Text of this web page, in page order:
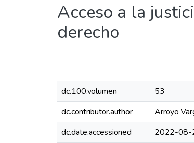
Acceso a la
derecho
dc.100.volumen
53
dc.contributor.author
Arroyo
dc.date.accessioned
2022-08-